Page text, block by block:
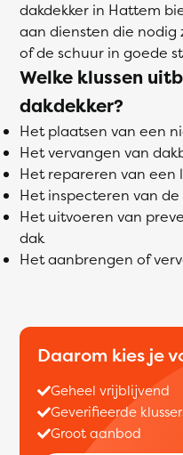
dakdekker in Hattem
aan diensten die nodig
of de schuur in goede
Welke klussen
dakdekker?
Het plaatsen van een
Het vervangen van
Het repareren van een
Het inspecteren van
Het uitvoeren van
dak
Het aanbrengen of
Daarom kies je
Geheel vrijblijvend
Geverifieerde
Groot aanbod